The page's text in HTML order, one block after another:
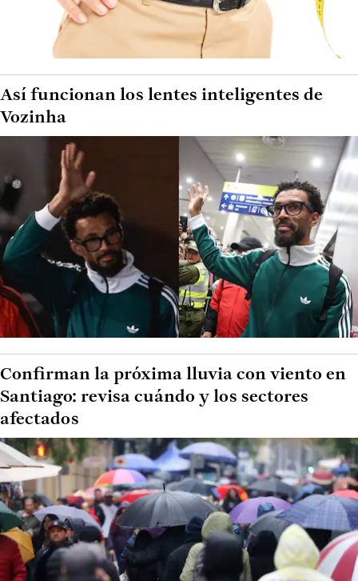
Así funcionan los lentes inteligentes de
Vozinha
Confirman la próxima lluvia con viento en
Santiago: revisa cuándo y los sectores
afectados